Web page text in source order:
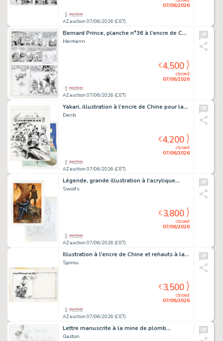
AZ auction 07/06/2026 (CET)
07/06/2026
Bernard Prince, planche n°36 à l'encre de Chine…
Hermann
AZ auction 07/06/2026 (CET)
closed
07/06/2026
€4,500
Yakari, illustration à l'encre de Chine pour la…
Derib
AZ auction 07/06/2026 (CET)
closed
07/06/2026
€4,200
Légende, grande illustration à l'acrylique…
Swolfs
AZ auction 07/06/2026 (CET)
closed
07/06/2026
€3,800
Illustration à l'encre de Chine et rehauts à la…
Spirou
AZ auction 07/06/2026 (CET)
closed
07/06/2026
€3,500
Lettre manuscrite à la mine de plomb…
Gaston